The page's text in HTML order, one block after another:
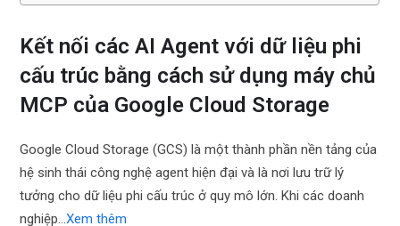
Kết nối các AI Agent với dữ liệu phi
cấu trúc bằng cách sử dụng máy chủ
MCP của Google Cloud Storage
Google Cloud Storage (GCS) là một thành phần nền tảng của
hệ sinh thái công nghệ agent hiện đại và là nơi lưu trữ lý
tưởng cho dữ liệu phi cấu trúc ở quy mô lớn. Khi các doanh
nghiệp…Xem thêm